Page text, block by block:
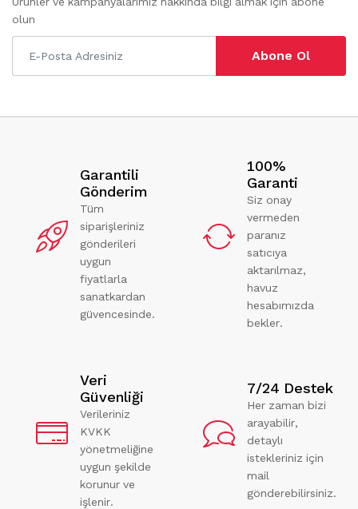
olun
Abone Ol
Garantili
Gönderim
Tüm
siparişleriniz
gönderileri
uygun
fiyatlarla
sanatkardan
güvencesinde.
100%
Garanti
Siz onay
vermeden
paranız
satıcıya
aktarılmaz,
havuz
hesabımızda
bekler.
Veri
Güvenliği
Verileriniz
KVKK
yönetmeliğine
uygun şekilde
korunur ve
işlenir.
7/24 Destek
Her zaman bizi
arayabilir,
detaylı
istekleriniz için
mail
gönderebilirsiniz.